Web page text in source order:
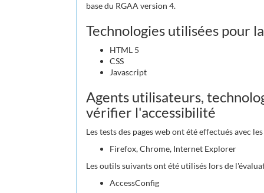
base du RGAA version 4.
Technologies utilisées pour
HTML 5
CSS
Javascript
Agents utilisateurs,
vérifier l'accessibilité
Les tests des pages web ont été effectués avec
Firefox, Chrome, Internet Explorer
Les outils suivants ont été utilisés lors de
AccessConfig